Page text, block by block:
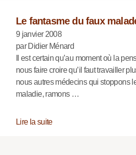
Le fantasme du faux
9 janvier 2008
par Didier Ménard
Il est certain qu’au moment où la
nous faire croire qu’il faut travailler
nous autres médecins qui stoppons
maladie, ramons …
Lire la suite